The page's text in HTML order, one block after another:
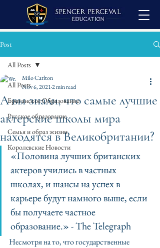
Post
All Posts
Британское Образование
Русское образование
Семья и образ жизни
Королевские Новости
All Posts
А вы знали, что самые лучшие
актерские школы мира
находятся в Великобритании?
Milo Carlton
Nov 6, 20212 min read
«Половина лучших британских
актеров учились в частных
школах, и шансы на успех в
карьере будут намного выше, если
бы получаете частное
образование.» - The Telegraph ⠀
Несмотря на то, что государственные